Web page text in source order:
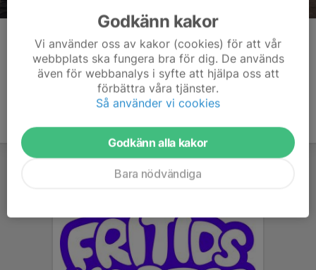
Kommentarer
Godkänn kakor
Vi använder oss av kakor (cookies) för att vår
webbplats ska fungera bra för dig. De används
även för webbanalys i syfte att hjälpa oss att
förbättra våra tjänster.
Så använder vi cookies
Godkänn alla kakor
Bara nödvändiga